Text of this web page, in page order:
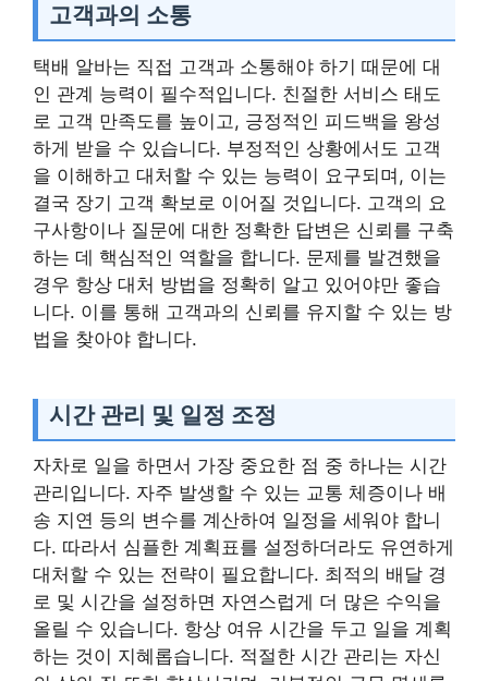
고객과의 소통
택배 알바는 직접 고객과 소통해야 하기 때문에 대
인 관계 능력이 필수적입니다. 친절한 서비스 태도
로 고객 만족도를 높이고, 긍정적인 피드백을 왕성
하게 받을 수 있습니다. 부정적인 상황에서도 고객
을 이해하고 대처할 수 있는 능력이 요구되며, 이는
결국 장기 고객 확보로 이어질 것입니다. 고객의 요
구사항이나 질문에 대한 정확한 답변은 신뢰를 구축
하는 데 핵심적인 역할을 합니다. 문제를 발견했을
경우 항상 대처 방법을 정확히 알고 있어야만 좋습
니다. 이를 통해 고객과의 신뢰를 유지할 수 있는 방
법을 찾아야 합니다.
시간 관리 및 일정 조정
자차로 일을 하면서 가장 중요한 점 중 하나는 시간
관리입니다. 자주 발생할 수 있는 교통 체증이나 배
송 지연 등의 변수를 계산하여 일정을 세워야 합니
다. 따라서 심플한 계획표를 설정하더라도 유연하게
대처할 수 있는 전략이 필요합니다. 최적의 배달 경
로 및 시간을 설정하면 자연스럽게 더 많은 수익을
올릴 수 있습니다. 항상 여유 시간을 두고 일을 계획
하는 것이 지혜롭습니다. 적절한 시간 관리는 자신